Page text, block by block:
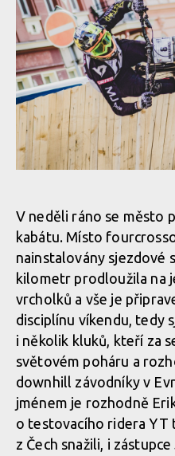
Report: Erik Irmisch ukořistil
Report: Erik Irmisch ukořistil
Report: Erik Irmisch ukořistil
Report: Erik Irmisch ukořistil
V neděli ráno se město
kabátu. Místo
nainstalovány sjezdové
kilometr prodloužila na
vrcholků a vše je
disciplínu víkendu, tedy
i několik kluků, kteří za
světovém poháru a
downhill závodníky v
jménem je rozhodně
o testovacího ridera YT
z Čech snažili, i